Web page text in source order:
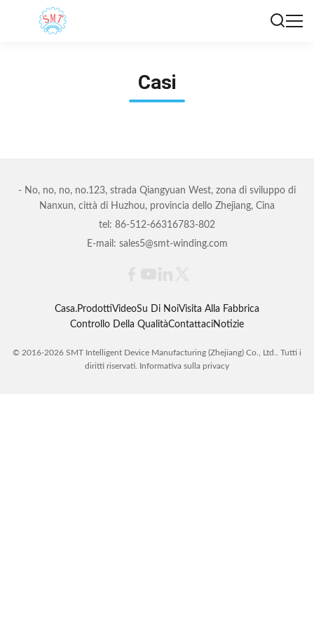
Casi
- No, no, no, no.123, strada Qiangyuan West, zona di sviluppo di
Nanxun, città di Huzhou, provincia dello Zhejiang, Cina
tel: 86-512-66316783-802
E-mail: sales5@smt-winding.com
Casa.ProdottiVideoSu Di NoiVisita Alla Fabbrica
Controllo Della QualitàContattaciNotizie
© 2016-2026 SMT Intelligent Device Manufacturing (Zhejiang) Co., Ltd.. Tutti i
diritti riservati. Informativa sulla privacy